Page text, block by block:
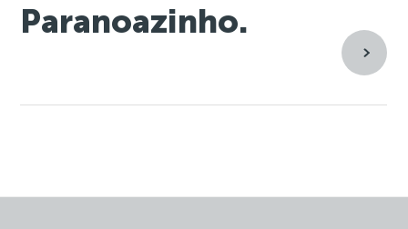
Paranoazinho.